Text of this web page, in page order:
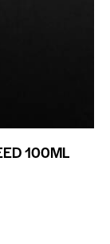
100ML